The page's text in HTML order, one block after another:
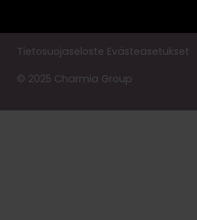
Tietosuojaseloste Evästeasetukset
© 2025 Charmia Group